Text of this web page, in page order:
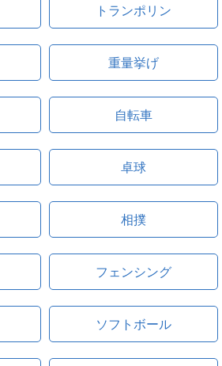
トランポリン
重量挙げ
自転車
卓球
相撲
フェンシング
ソフトボール